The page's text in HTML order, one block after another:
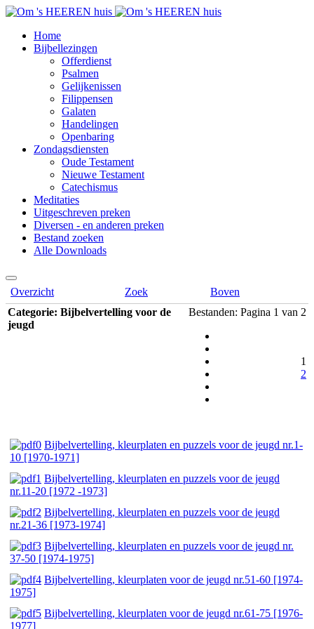
Home
Bijbellezingen
Offerdienst
Psalmen
Gelijkenissen
Filippensen
Galaten
Handelingen
Openbaring
Zondagsdiensten
Oude Testament
Nieuwe Testament
Catechismus
Meditaties
Uitgeschreven preken
Diversen - en anderen preken
Bestand zoeken
Alle Downloads
Overzicht Zoek
Boven
Categorie: Bijbelvertelling voor de
jeugd
Bestanden: Pagina 1 van 2
1
2
Bijbelvertelling, kleurplaten en puzzels voor de jeugd nr.1-
10 [1970-1971]
Bijbelvertelling, kleurplaten en puzzels voor de jeugd
nr.11-20 [1972 -1973]
Bijbelvertelling, kleurplaten en puzzels voor de jeugd
nr.21-36 [1973-1974]
Bijbelvertelling, kleurplaten en puzzels voor de jeugd nr.
37-50 [1974-1975]
Bijbelvertelling, kleurplaten voor de jeugd nr.51-60 [1974-
1975]
Bijbelvertelling, kleurplaten voor de jeugd nr.61-75 [1976-
1977]